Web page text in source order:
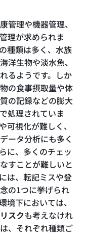
管理や機器管理、
理が求められま
種類は多く、水族
洋生物や淡水魚、
るようです。しか
の食事摂取量や体
の記録などの膨大
で処理されていま
可視化が難しく、
ータ分析にも多く
に、多くのチェッ
すことが難しいと
は、転記ミスや登
の1つに挙げられ
境下においては、
スクも考えなけれ
、それぞれ種類ご